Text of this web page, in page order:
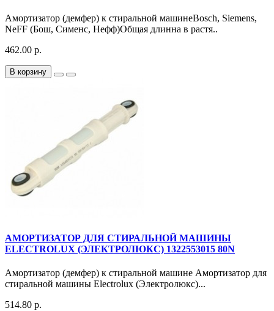
Амортизатор (демфер) к стиральной машинеBosch, Siemens,
NeFF (Бош, Сименс, Нефф)Общая длинна в растя..
462.00 р.
В корзину
АМОРТИЗАТОР ДЛЯ СТИРАЛЬНОЙ МАШИНЫ
ELECTROLUX (ЭЛЕКТРОЛЮКС) 1322553015 80N
Амортизатор (демфер) к стиральной машине Амортизатор для
стиральной машины Electrolux (Электролюкс)...
514.80 р.